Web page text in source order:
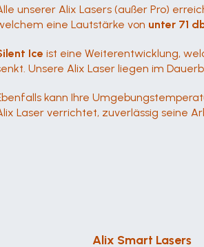
unserer Alix Lasers (außer Pro)
eine Lautstärke von unter 71
Ice ist eine Weiterentwicklung,
Unsere Alix Laser liegen im
kann Ihre
Laser verrichtet, zuverlässig seine
Alix Smart Lasers